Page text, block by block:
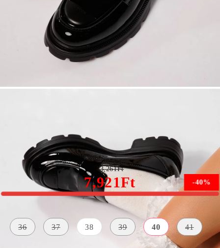
Női fekete alkalmi cipő lakkbőrből Miki #21832
-40%
7,921Ft
13,261Ft
Méret útmutató
36 37 38 39 40 41